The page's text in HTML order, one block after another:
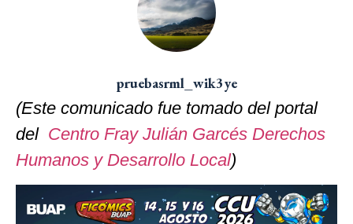
pruebasrml_wik3ye
(Este comunicado fue tomado del portal
del Centro Fray Julián Garcés Derechos
Humanos y Desarrollo Local)